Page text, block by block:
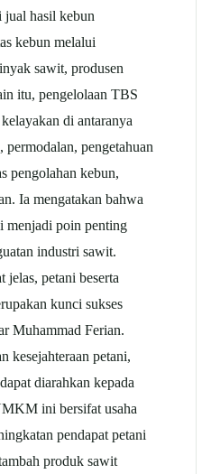
hasil kebun
kebun melalui
sawit, produsen
itu, pengelolaan TBS
di antaranya
permodalan, pengetahuan
pengolahan kebun,
Ia mengatakan bahwa
menjadi poin penting
industri sawit.
jelas, petani beserta
kunci sukses
Muhammad Ferian.
kesejahteraan petani,
diarahkan kepada
ini bersifat usaha
pendapat petani
produk sawit